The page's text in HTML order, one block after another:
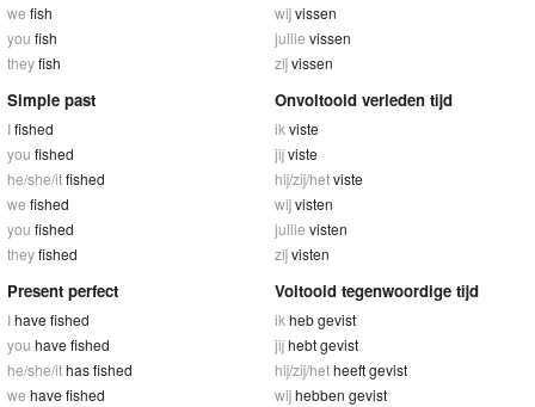
we fish
you fish
theyfish
wijvissen
jullie vissen
zijvissen
Simple past
Ifished
you fished
he/she/itfished
we fished
you fished
theyfished
Onvoltooid verleden tijd
ik viste
jijviste
hij/zij/hetviste
wijvisten
jullie visten
zijvisten
Present perfect
Ihave fished
you have fished
he/she/ithas fished
we have fished
Voltooid tegenwoordige tijd
ikheb gevist
jijhebt gevist
hij/zij/hetheeft gevist
wijhebben gevist